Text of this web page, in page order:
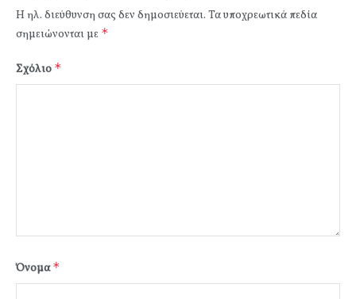
Η ηλ. διεύθυνση σας δεν δημοσιεύεται. Τα υποχρεωτικά πεδία
σημειώνονται με *
Σχόλιο *
Όνομα*